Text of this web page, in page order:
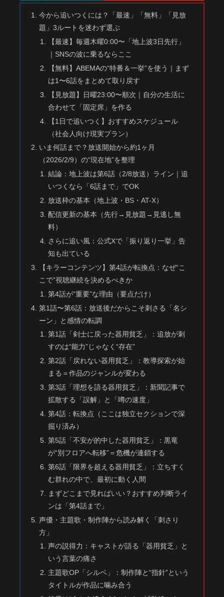
今から追いつくには？「最速」「無料」「見放
題」3ルートを迷わず選ぶ
【最速】毎週木曜0:00〜「地上波3日先行」
｜SNSの波に乗るならここ
【無料】ABEMAの“特番＆一挙”を使う｜まず
は1〜6話をまとめて取り戻す
【見放題】日曜23:00〜順次｜自分の生活に
合わせて「固定席」を作る
【1日で追いつく】おすすめスケジュール
（社会人向け現実プラン）
いま何話まで？放送開始から約1ヶ月
（2026/2/9）の“現在地”を整理
結論：地上波は第6話（2/8放送）ライン｜追
いつくなら「6話まで」でOK
放送枠の基本（地上波・BS・AT-X）
配信更新の基本（先行→見放題→見逃し無
料）
さらに追い風：公式Xで「振り返り一挙」告
知も出ている
【キラーコンテンツ】第4話が転換点：なぜ“こ
こで”視聴継続を決めるべきか
第4話が“重要”な理由（要点だけ）
第1話〜第6話：放送後だからこそ刺さる「名シ
ーン」と感情の転調
第1話「剣士に戻った器用貧乏」：追放が刺
すのは“能力”じゃなく“存在”
第2話「戻れない器用貧乏」：教導探索が始
まる＝作品のジャンルが変わる
第3話「理想を語る器用貧乏」：新聞記事で
拡散する「誤解」と「噂の速度」
第4話：転換点（ここは独立セクションで深
掘り済み）
第5話「不安が的中した器用貧乏」：黒竜
が“別フロアへ転移”＝危機が連鎖する
第6話「限界を超える器用貧乏」：立ちすく
む群れの中で、最初に動く人間
まずどこまで見ればいい？おすすめ判断ライ
ンは「第4話まで」
声優・主題歌・制作陣から読み解く「刺さり
方」
声の説得力：キャストが語る「器用貧乏」と
いう言葉の痛さ
主題歌OP「シルベ」：制作陣と“指針”という
タイトルが作品に噛み合う